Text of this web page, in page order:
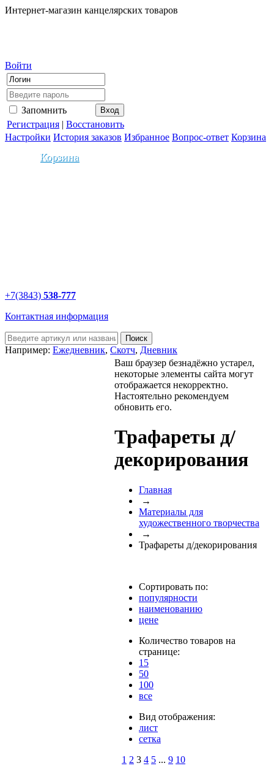
Интернет-магазин канцелярских товаров
Войти
Запомнить
Регистрация | Восстановить
Настройки История заказов Избранное Вопрос-ответ Корзина
Корзина
+7(3843) 538-777
Контактная информация
Например: Ежедневник, Скотч, Дневник
Ваш браузер безнадёжно устарел,
некоторые элементы сайта могут
отображается некорректно.
Настоятельно рекомендуем
обновить его.
Трафареты д/
декорирования
Главная
→
Материалы для
художественного творчества
→
Трафареты д/декорирования
Сортировать по:
популярности
наименованию
цене
Количество товаров на
странице:
15
50
100
все
Вид отображения:
лист
сетка
1 2 3 4 5 ... 9 10